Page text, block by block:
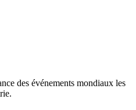
des événements mondiaux les